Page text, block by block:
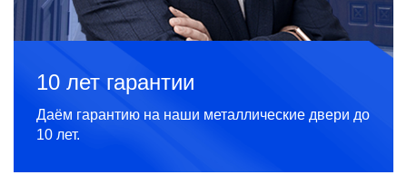
10 лет гарантии
Даём гарантию на наши металлические двери до
10 лет.